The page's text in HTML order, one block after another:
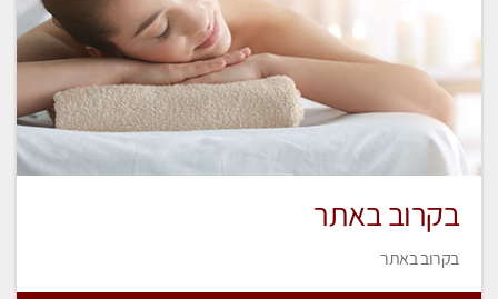
בקרוב באתר
בקרוב באתר